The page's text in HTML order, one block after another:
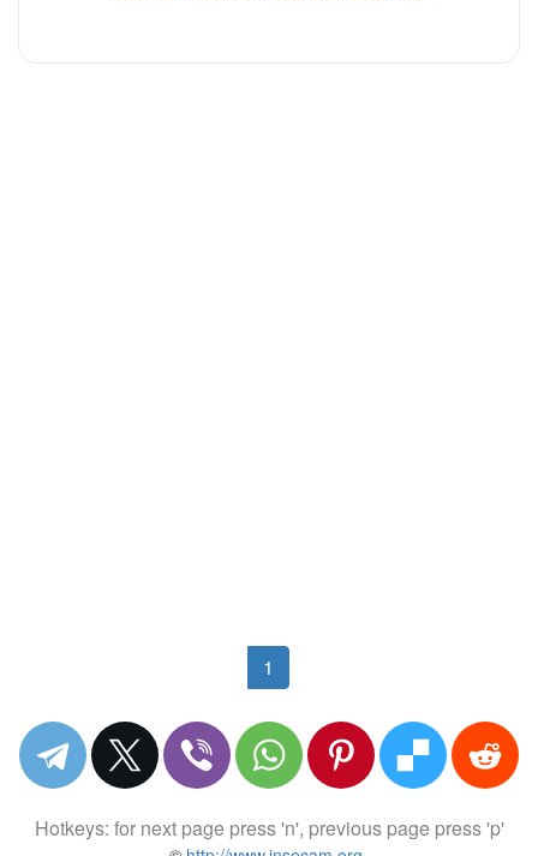
1
Hotkeys: for next page press 'n', previous page press 'p'